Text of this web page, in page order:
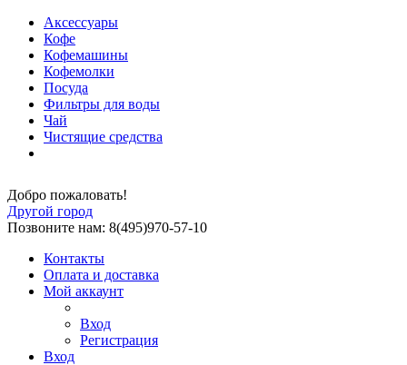
Аксессуары
Кофе
Кофемашины
Кофемолки
Посуда
Фильтры для воды
Чай
Чистящие средства
Добро пожаловать!
Другой город
Позвоните нам: 8(495)970-57-10
Контакты
Оплата и доставка
Мой аккаунт
Вход
Регистрация
Вход